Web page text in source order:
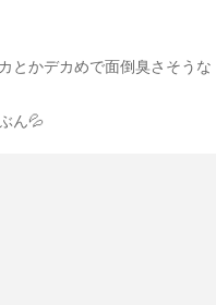
とかデカめで面倒臭さそうな
ん💦